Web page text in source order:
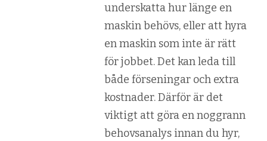
underskatta hur länge en
maskin behövs, eller att hyra
en maskin som inte är rätt
för jobbet. Det kan leda till
både förseningar och extra
kostnader. Därför är det
viktigt att göra en noggrann
behovsanalys innan du hyr,